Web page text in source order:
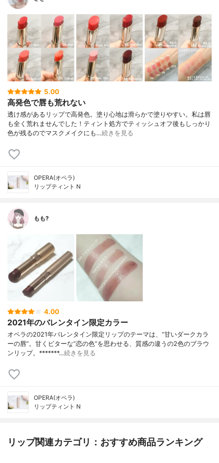
5.00
高発色で唇も荒れない
透け感があるリップで高発色。塗り心地は滑らかで塗りやすい。 私は唇
も全く荒れませんでした！ ティント処方でティッシュオフ後もしっかり
色が残るのでマスクメイクにも…続きを見る
OPERA(オペラ)
リップティント N
もも?
4.00
2021年のバレンタイン限定カラー
オペラの2021年バレンタイン限定リップのテーマは、“甘いダークカラ
ーの唇”。甘くビターな“恋の色”を思わせる、質感の違うの2色のブラウ
ンリップ。*******…続きを見る
OPERA(オペラ)
リップティント N
リップ関連カテゴリ：おすすめ商品ランキング